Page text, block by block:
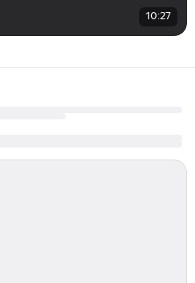
10:27